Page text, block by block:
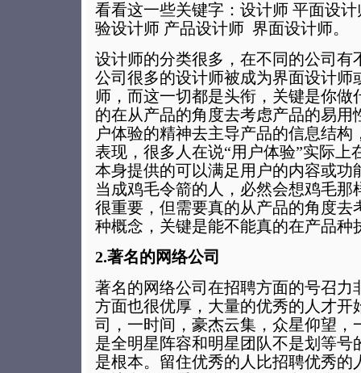
看看这一些关键字：设计师 平面设
验设计师 产品设计师 界面设计师。
设计师的分类很多，在不同的公司有
公司很多的设计师被成为界面设计师
师，而这一切都是头衔，关键是你做
的在从产品的角度去考虑产品的易用
户体验的精神去主导产品的信息结构
表现，很多人在说“用户体验”实际上
本身提供的可以满足用户的内容或功
当成鸡毛令箭的人，必然会想鸡毛那
很重要，但需要真的从产品的角度去
种概念，关键是能不能真的在产品种
2.著名的网络公司
著名的网络公司在招聘方面的号召力
方面也很优厚，大量的优秀的人才开
司，一时间，豪杰云集，众星仰望，
是全明星阵容和明星团队不是划等号
是根本。留住优秀的人比招聘优秀的